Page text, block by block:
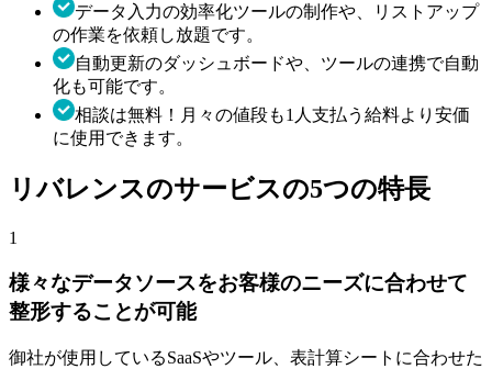
データ入力の効率化ツールの制作や、リストアップ
の作業を依頼し放題です。
自動更新のダッシュボードや、ツールの連携で自動
化も可能です。
相談は無料！月々の値段も1人支払う給料より安価
に使用できます。
リバレンスのサービスの5つの特長
1
様々なデータソースをお客様のニーズに合わせて
整形することが可能
御社が使用しているSaaSやツール、表計算シートに合わせた